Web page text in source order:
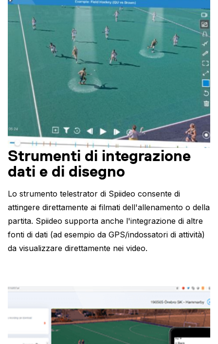
Strumenti di integrazione
dati e di disegno
Lo strumento telestrator di Spiideo consente di
attingere direttamente ai filmati dell'allenamento o della
partita. Spiideo supporta anche l'integrazione di altre
fonti di dati (ad esempio da GPS/indossatori di attività)
da visualizzare direttamente nei video.